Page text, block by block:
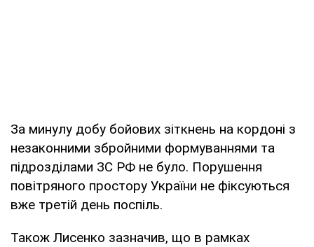
За минулу добу бойових зіткнень на кордоні з
незаконними збройними формуваннями та
підрозділами ЗС РФ не було. Порушення
повітряного простору України не фіксуються
вже третій день поспіль.
Також Лисенко зазначив, що в рамках